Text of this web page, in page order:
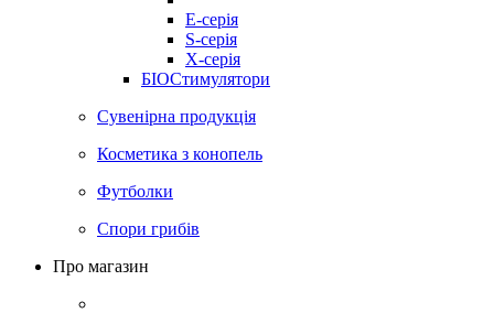
E-серія
S-серія
X-серія
БІОСтимулятори
Сувенірна продукція
Косметика з конопель
Футболки
Спори грибів
Про магазин